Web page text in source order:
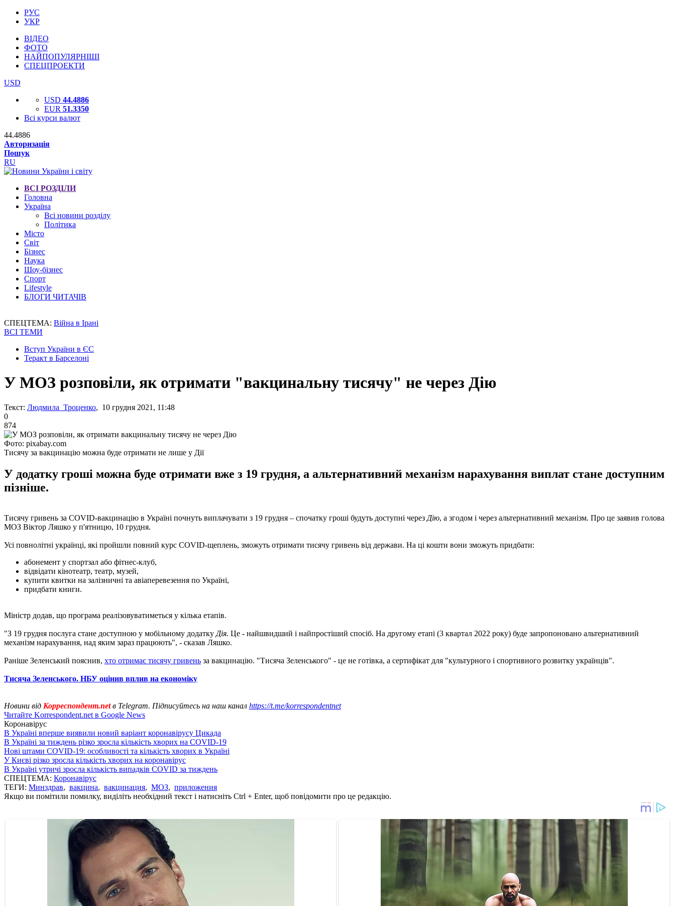
РУС
УКР
ВІДЕО
ФОТО
НАЙПОПУЛЯРНІШІ
СПЕЦПРОЕКТИ
USD
USD 44.4886
EUR 51.3350
Всі курси валют
44.4886
Авторизація
Пошук
RU
ВСІ РОЗДІЛИ
Головна
Україна
Всі новини розділу
Політика
Місто
Світ
Бізнес
Наука
Шоу-бізнес
Спорт
Lifestyle
БЛОГИ ЧИТАЧІВ
СПЕЦТЕМА: Війна в Ірані
ВСІ ТЕМИ
Вступ України в ЄС
Теракт в Барселоні
У МОЗ розповіли, як отримати "вакцинальну тисячу" не через Дію
Текст: Людмила Троценко, 10 грудня 2021, 11:48
0
874
Фото: pixabay.com
Тисячу за вакцинацію можна буде отримати не лише у Дії
У додатку гроші можна буде отримати вже з 19 грудня, а альтернативний механізм нарахування виплат стане доступним
пізніше.
Тисячу гривень за COVID-вакцинацію в Україні почнуть виплачувати з 19 грудня – спочатку гроші будуть доступні через Дію, а згодом і через альтернативний механізм. Про це заявив голова
МОЗ Віктор Ляшко у п'ятницю, 10 грудня.
Усі повнолітні українці, які пройшли повний курс COVID-щеплень, зможуть отримати тисячу гривень від держави. На ці кошти вони зможуть придбати:
абонемент у спортзал або фітнес-клуб,
відвідати кінотеатр, театр, музей,
купити квитки на залізничні та авіаперевезення по Україні,
придбати книги.
Міністр додав, що програма реалізовуватиметься у кілька етапів.
"З 19 ​​грудня послуга стане доступною у мобільному додатку Дія. Це - найшвидший і найпростіший спосіб. На другому етапі (3 квартал 2022 року) буде запропоновано альтернативний
механізм нарахування, над яким зараз працюють", - сказав Ляшко.
Раніше Зеленський пояснив, хто отримає тисячу гривень за вакцинацію. "Тисяча Зеленського" - це не готівка, а сертифікат для "культурного і спортивного розвитку українців".
Тисяча Зеленського. НБУ оцінив вплив на економіку
Новини від Корреспондент.netв Telegram. Підписуйтесь на наш канал https://t.me/korrespondentnet
Читайте Korrespondent.net в Google News
Коронавірус
В Україні вперше виявили новий варіант коронавірусу Цикада
В Україні за тиждень різко зросла кількість хворих на COVID-19
Нові штами COVID-19: особливості та кількість хворих в Україні
У Києві різко зросла кількість хворих на коронавірус
В Україні утричі зросла кількість випадків COVID за тиждень
СПЕЦТЕМА: Коронавірус
ТЕГИ: Минздрав, вакцина, вакцинация, МОЗ, приложения
Якщо ви помітили помилку, виділіть необхідний текст і натисніть Ctrl + Enter, щоб повідомити про це редакцію.